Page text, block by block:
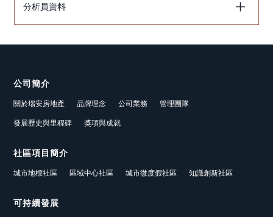
分析員資料
公司簡介
關於瑞安房地產 品牌理念 公司業務 管理團隊
發展歷史與里程碑 獎項與成就
社區項目簡介
城市地標社區 區域中心社區 城市微度假社區 知識創新社區
可持續發展